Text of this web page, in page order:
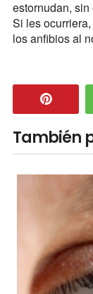
estornudan,
Si les
los anfibios al
También